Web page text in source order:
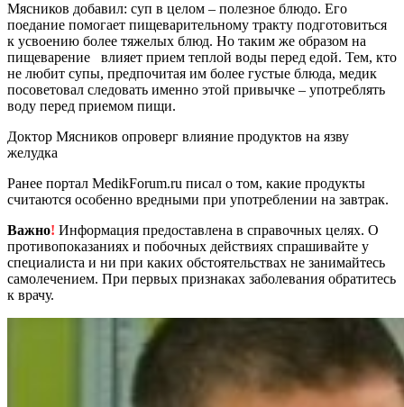
Мясников добавил: суп в целом – полезное блюдо. Его
поедание помогает пищеварительному тракту подготовиться
к усвоению более тяжелых блюд. Но таким же образом на
пищеварение влияет прием теплой воды перед едой. Тем, кто
не любит супы, предпочитая им более густые блюда, медик
посоветовал следовать именно этой привычке – употреблять
воду перед приемом пищи.
Доктор Мясников опроверг влияние продуктов на язву
желудка
Ранее портал MedikForum.ru писал о том, какие продукты
считаются особенно вредными при употреблении на завтрак.
Важно! Информация предоставлена в справочных целях. О
противопоказаниях и побочных действиях спрашивайте у
специалиста и ни при каких обстоятельствах не занимайтесь
самолечением. При первых признаках заболевания обратитесь
к врачу.